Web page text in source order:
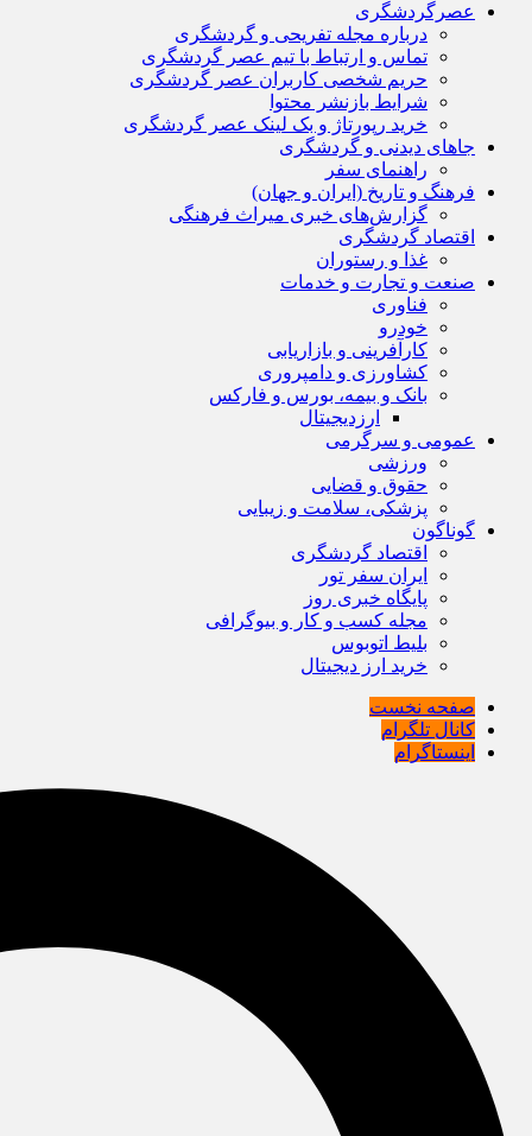
عصرگردشگری
درباره مجله تفریحی و گردشگری
تماس و ارتباط با تیم عصر گردشگری
حریم شخصی کاربران عصر گردشگری
شرایط بازنشر محتوا
خرید رپورتاژ و بک لینک عصر گردشگری
جاهای دیدنی و گردشگری
راهنمای سفر
فرهنگ و تاریخ (ایران و جهان)
گزارش‌های خبری میراث فرهنگی
اقتصاد گردشگری
غذا و رستوران
صنعت و تجارت و خدمات
فناوری
خودرو
کارآفرینی و بازاریابی
کشاورزی و دامپروری
بانک و بیمه، بورس و فارکس
ارزدیجیتال
عمومی و سرگرمی
ورزشی
حقوق و قضایی
پزشکی، سلامت و زیبایی
گوناگون
اقتصاد گردشگری
ایران سفر تور
پایگاه خبری روز
مجله کسب و کار و بیوگرافی
بلیط اتوبوس
خرید ارز دیجیتال
صفحه نخست
کانال تلگرام
اینستاگرام